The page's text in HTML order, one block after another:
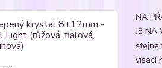
NA
JE NA
visací